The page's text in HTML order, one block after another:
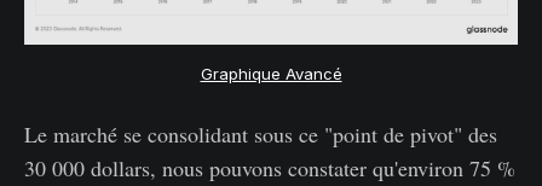
Graphique Avancé
Le marché se consolidant sous ce "point de pivot" des
30 000 dollars, nous pouvons constater qu'environ 75 %